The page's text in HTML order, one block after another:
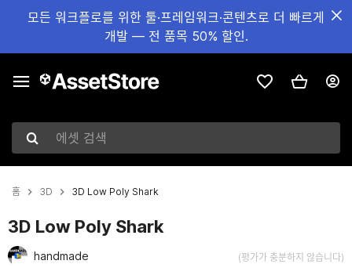
모든 워크플로를 위한 툴·프레임워크·콘텐츠로 더 빠르게
개발 — 전 품목 50% 할인.
에셋 검색
홈 3D 3D Low Poly Shark
3D Low Poly Shark
handmade (평가가 충분하지 않습니다)